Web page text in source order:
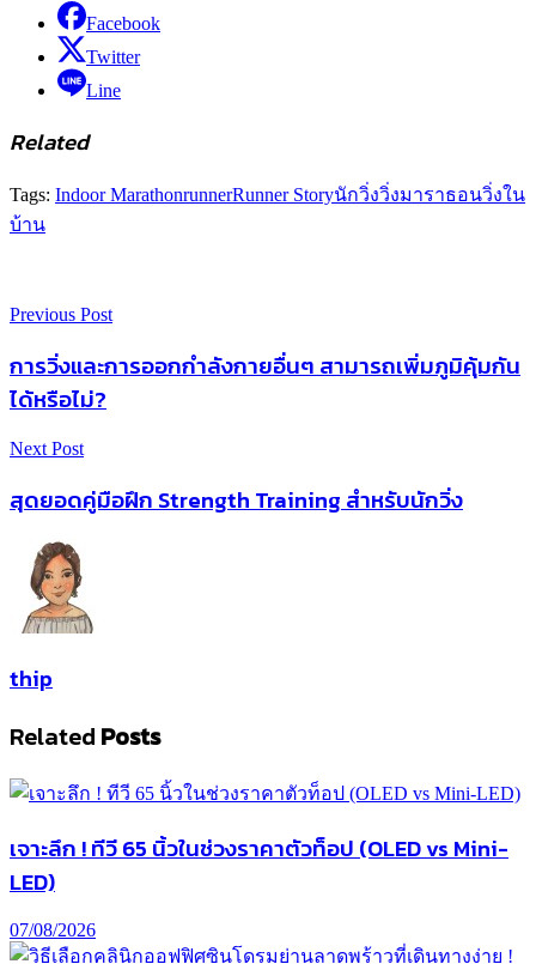
Facebook
Twitter
Line
Related
Tags: Indoor MarathonrunnerRunner Storyนักวิ่งวิ่งมาราธอนวิ่งใน
บ้าน
Previous Post
การวิ่งและการออกกำลังกายอื่นๆ สามารถเพิ่มภูมิคุ้มกัน
ได้หรือไม่?
Next Post
สุดยอดคู่มือฝึก Strength Training สำหรับนักวิ่ง
thip
Related Posts
เจาะลึก ! ทีวี 65 นิ้วในช่วงราคาตัวท็อป (OLED vs Mini-
LED)
07/08/2026